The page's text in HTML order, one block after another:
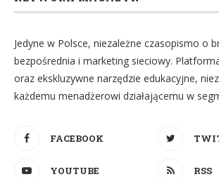
Jedyne w Polsce, niezależne czasopismo o
bezpośrednia i marketing sieciowy.
oraz ekskluzywne narzędzie edukacyjne,
każdemu menadżerowi działającemu w
FACEBOOK
YOUTUBE RSS